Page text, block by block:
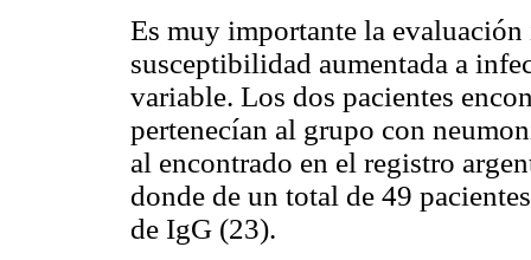
Es muy importante la
susceptibilidad aumentada a
variable. Los dos pacientes
pertenecían al grupo con
al encontrado en el registro
donde de un total de 49
de IgG (23).